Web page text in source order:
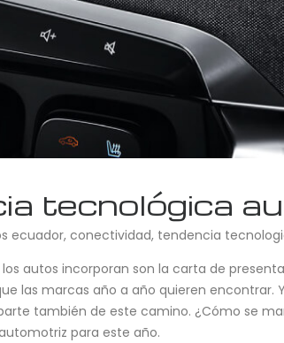
tecnológica
ecuador, conectividad, tendencia
autos incorporan son la carta de
las marcas año a año quieren
también de este camino. ¿Cómo se
para este año.